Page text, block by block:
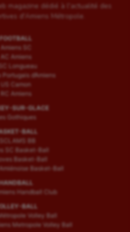
magazine dédié à l'actualité des
d'Amiens Métropole.
FOOTBALL
Amiens SC
AC Amiens
Longueau
Portugais d’Amiens
US Camon
RC Amiens
SUR-GLACE
Gothiques
BALL
ESCLAMS BB
SC Basket-Ball
Basket-Ball
Basket-Ball
Handball Club
BALL
Volley Ball
Metropole Volley Ball